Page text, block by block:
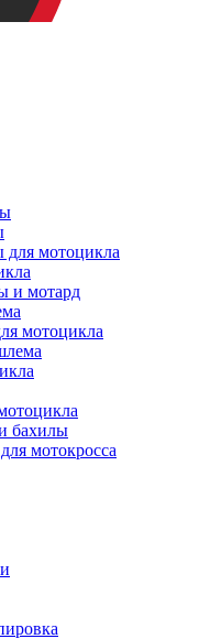
мотоцикла
и мотард
мотоцикла
бахилы
мотокросса